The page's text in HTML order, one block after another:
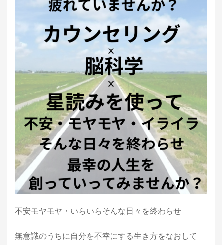
不安モヤモヤ・いらいらそんな日々を終わらせ
無意識のうちに自分を不幸にする生き方をなおして